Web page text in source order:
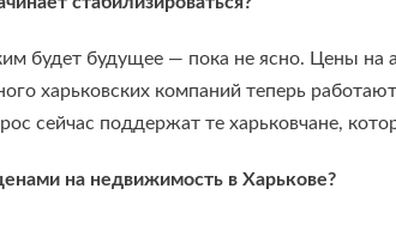
будет будущее — пока не ясно. Цены на
харьковских компаний теперь
сейчас поддержат те харьковчане,
на недвижимость в Харькове?